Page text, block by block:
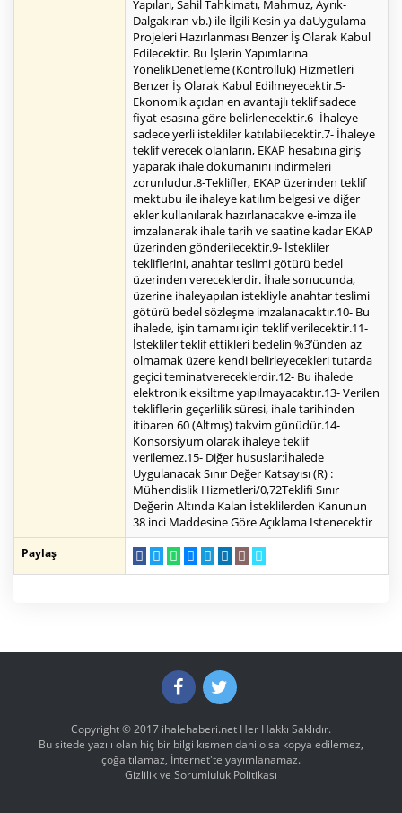
Yapıları, Sahil Tahkimatı, Mahmuz, Ayrık-
Dalgakıran vb.) ile İlgili Kesin ya daUygulama
Projeleri Hazırlanması Benzer İş Olarak Kabul
Edilecektir. Bu İşlerin Yapımlarına
YönelikDenetleme (Kontrollük) Hizmetleri
Benzer İş Olarak Kabul Edilmeyecektir.5-
Ekonomik açıdan en avantajlı teklif sadece
fiyat esasına göre belirlenecektir.6- İhaleye
sadece yerli istekliler katılabilecektir.7- İhaleye
teklif verecek olanların, EKAP hesabına giriş
yaparak ihale dokümanını indirmeleri
zorunludur.8-Teklifler, EKAP üzerinden teklif
mektubu ile ihaleye katılım belgesi ve diğer
ekler kullanılarak hazırlanacakve e-imza ile
imzalanarak ihale tarih ve saatine kadar EKAP
üzerinden gönderilecektir.9- İstekliler
tekliflerini, anahtar teslimi götürü bedel
üzerinden vereceklerdir. İhale sonucunda,
üzerine ihaleyapılan istekliyle anahtar teslimi
götürü bedel sözleşme imzalanacaktır.10- Bu
ihalede, işin tamamı için teklif verilecektir.11-
İstekliler teklif ettikleri bedelin %3’ünden az
olmamak üzere kendi belirleyecekleri tutarda
geçici teminatvereceklerdir.12- Bu ihalede
elektronik eksiltme yapılmayacaktır.13- Verilen
tekliflerin geçerlilik süresi, ihale tarihinden
itibaren 60 (Altmış) takvim günüdür.14-
Konsorsiyum olarak ihaleye teklif
verilemez.15- Diğer hususlar:İhalede
Uygulanacak Sınır Değer Katsayısı (R) :
Mühendislik Hizmetleri/0,72Teklifi Sınır
Değerin Altında Kalan İsteklilerden Kanunun
38 inci Maddesine Göre Açıklama İstenecektir
Paylaş
Copyright © 2017 ihalehaberi.net Her Hakkı Saklıdır.
Bu sitede yazılı olan hiç bir bilgi kısmen dahi olsa kopya edilemez,
çoğaltılamaz, İnternet'te yayımlanamaz.
Gizlilik ve Sorumluluk Politikası